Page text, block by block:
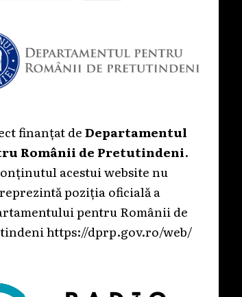
finanțat deDepartamentul
Românii de Pretutindeni.
acestui website nu
reprezintă poziția oficială a
pentru Românii de
https://dprp.gov.ro/web/